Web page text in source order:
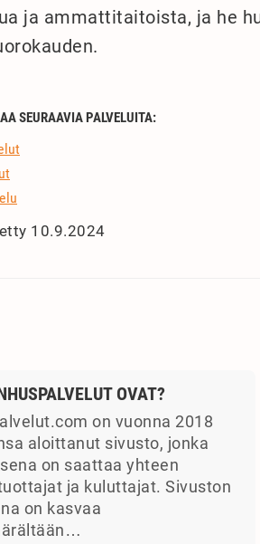
ja ammattitaitoista, ja he
SEURAAVIA PALVELUITA:
10.9.2024
OVAT?
on vuonna 2018
aloittanut sivusto, jonka
on saattaa yhteen
ja kuluttajat. Sivuston
on kasvaa